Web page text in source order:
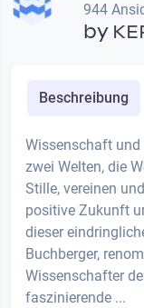
944
by
Beschreibung
Wissenschaft
zwei Welten, die
Stille, vereinen
positive Zukunft
dieser
Buchberger,
Wissenschafter
faszinierende ...